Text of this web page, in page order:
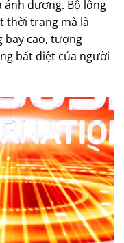
ánh dương. Bộ lông
thời trang mà là
bay cao, tượng
bất diệt của người